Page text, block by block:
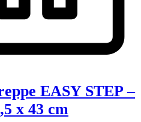
EASY STEP –
x 43 cm